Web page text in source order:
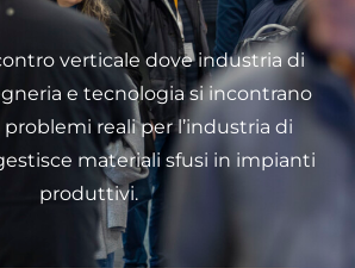
verticale dove industria di
e tecnologia si incontrano
reali per l’industria di
materiali sfusi in impianti
produttivi.